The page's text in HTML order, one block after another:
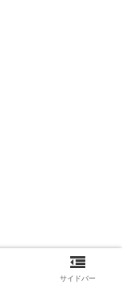
サイドバー